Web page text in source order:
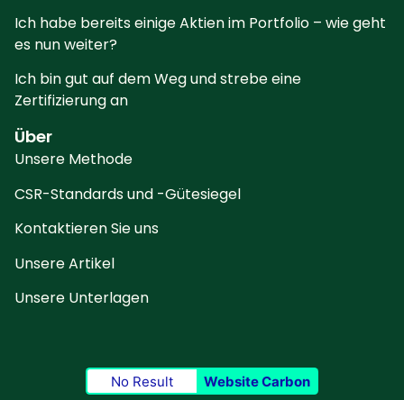
Ich habe bereits einige Aktien im Portfolio – wie geht
es nun weiter?
Ich bin gut auf dem Weg und strebe eine
Zertifizierung an
Über
Unsere Methode
CSR-Standards und -Gütesiegel
Kontaktieren Sie uns
Unsere Artikel
Unsere Unterlagen
No Result Website Carbon